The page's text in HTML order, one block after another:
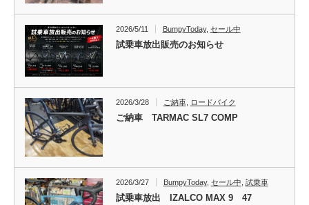
2026/5/11 BumpyToday, セール中
試乗車放出販売のお知らせ
2026/3/28 ご納車, ロードバイク
ご納車 TARMAC SL7 COMP
2026/3/27 BumpyToday, セール中 試乗車
試乗車放出 IZALCO MAX 9 47